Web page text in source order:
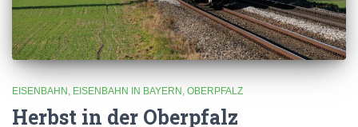
EISENBAHN EISENBAHN IN BAYERN OBERPFALZ
Herbst in der Oberpfalz